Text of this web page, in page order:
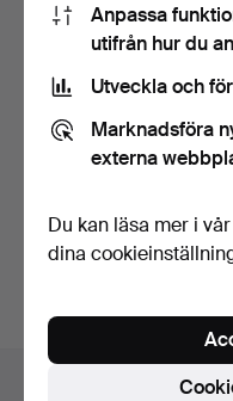
VAS, nysilver, jugend,
WMF, 1900-talets fö…
53 USD
Sidfotsnavigation
Anpassa
utifrån hur du
Utveckla och
Marknadsföra
externa
Du kan läsa mer i vår
dina